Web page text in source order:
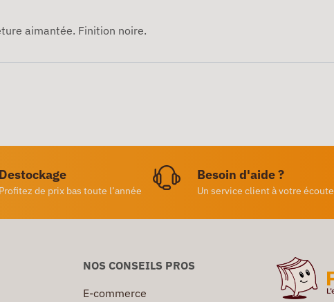
aimantée. Finition noire.
Destockage
Profitez de prix bas toute l’année
Besoin d'aide ?
Un service client à votre écoute
NOS CONSEILS PROS
E-commerce